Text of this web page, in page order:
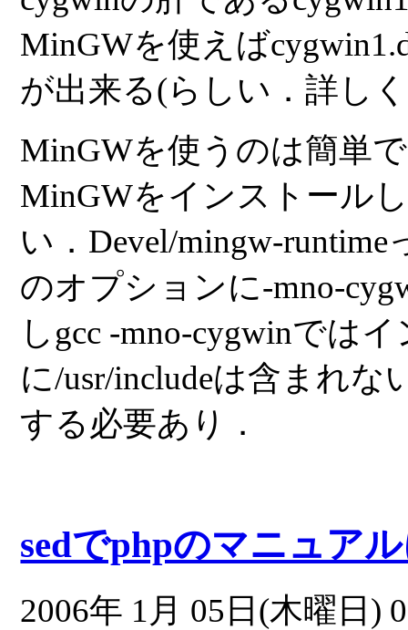
MinGWを使えば
が出来る(らしい．詳し
MinGWを使うのは簡単
MinGWをインストール
い．Devel/mingw-
のオプションに-mno-
しgcc -mno-cygwinでは
に/usr/includeは含まれな
する必要あり．
sedでphpのマニュア
2006年 1月 05日(木曜日)